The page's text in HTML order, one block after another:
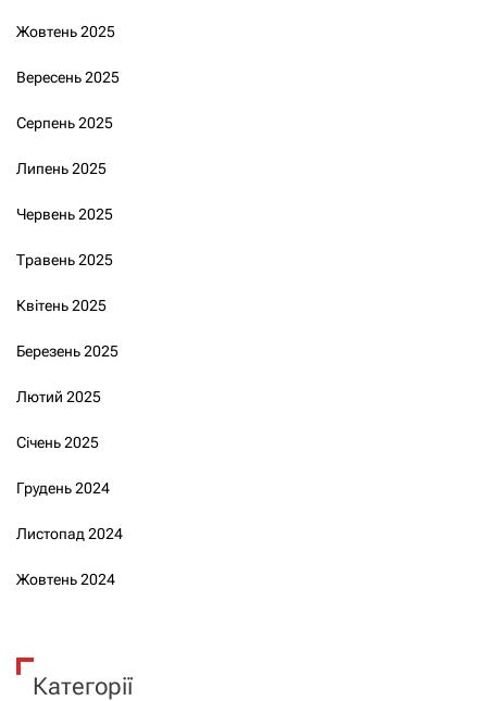
Жовтень 2025
Вересень 2025
Серпень 2025
Липень 2025
Червень 2025
Травень 2025
Квітень 2025
Березень 2025
Лютий 2025
Січень 2025
Грудень 2024
Листопад 2024
Жовтень 2024
Категорії